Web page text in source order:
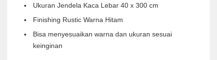
Ukuran Jendela Kaca Lebar 40 x 300 cm
Finishing Rustic Warna Hitam
Bisa menyesuaikan warna dan ukuran sesuai
keinginan